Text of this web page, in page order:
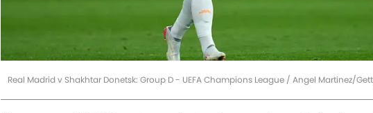
Real Madrid v Shakhtar Donetsk: Group D - UEFA Champions League / Angel Martinez/